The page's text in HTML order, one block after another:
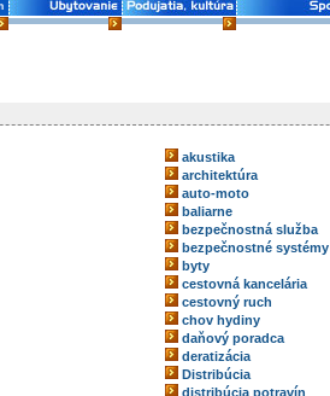
akustika
architektúra
auto-moto
baliarne
bezpečnostná služba
bezpečnostné systémy
byty
cestovná kancelária
cestovný ruch
chov hydiny
daňový poradca
deratizácia
Distribúcia
distribúcia potravín